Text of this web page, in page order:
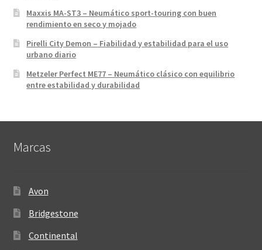
Maxxis MA-ST3 – Neumático sport-touring con buen
rendimiento en seco y mojado
Pirelli City Demon – Fiabilidad y estabilidad para el uso
urbano diario
Metzeler Perfect ME77 – Neumático clásico con equilibrio
entre estabilidad y durabilidad
Marcas
Avon
Bridgestone
Continental